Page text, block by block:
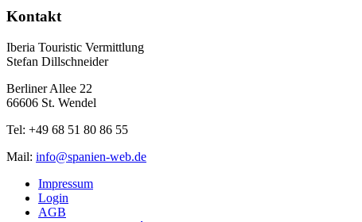
Kontakt
Iberia Touristic Vermittlung
Stefan Dillschneider
Berliner Allee 22
66606 St. Wendel
Tel: +49 68 51 80 86 55
Mail: info@spanien-web.de
Impressum
Login
AGB